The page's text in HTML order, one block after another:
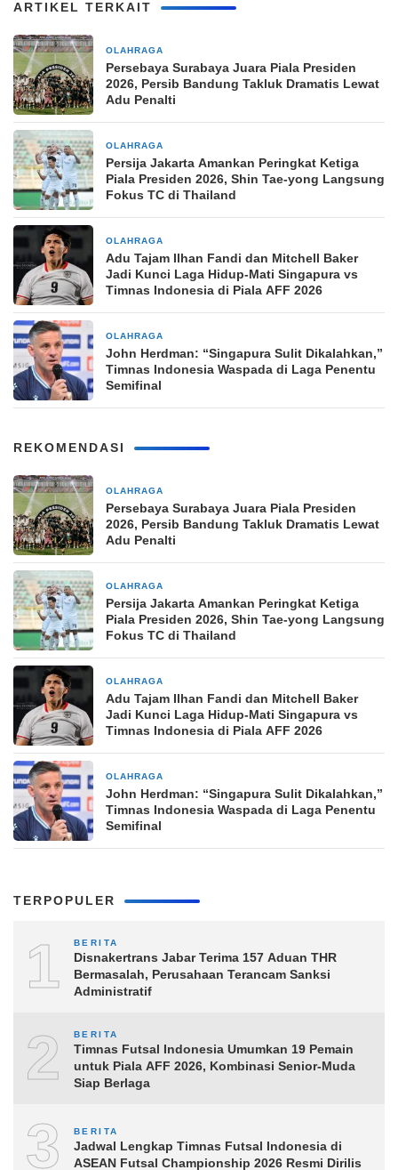
ARTIKEL TERKAIT
OLAHRAGA
Persebaya Surabaya Juara Piala Presiden
2026, Persib Bandung Takluk Dramatis Lewat
Adu Penalti
OLAHRAGA
Persija Jakarta Amankan Peringkat Ketiga
Piala Presiden 2026, Shin Tae-yong Langsung
Fokus TC di Thailand
OLAHRAGA
Adu Tajam Ilhan Fandi dan Mitchell Baker
Jadi Kunci Laga Hidup-Mati Singapura vs
Timnas Indonesia di Piala AFF 2026
OLAHRAGA
John Herdman: “Singapura Sulit Dikalahkan,”
Timnas Indonesia Waspada di Laga Penentu
Semifinal
REKOMENDASI
OLAHRAGA
Persebaya Surabaya Juara Piala Presiden
2026, Persib Bandung Takluk Dramatis Lewat
Adu Penalti
OLAHRAGA
Persija Jakarta Amankan Peringkat Ketiga
Piala Presiden 2026, Shin Tae-yong Langsung
Fokus TC di Thailand
OLAHRAGA
Adu Tajam Ilhan Fandi dan Mitchell Baker
Jadi Kunci Laga Hidup-Mati Singapura vs
Timnas Indonesia di Piala AFF 2026
OLAHRAGA
John Herdman: “Singapura Sulit Dikalahkan,”
Timnas Indonesia Waspada di Laga Penentu
Semifinal
TERPOPULER
1 BERITA
Disnakertrans Jabar Terima 157 Aduan THR
Bermasalah, Perusahaan Terancam Sanksi
Administratif
2 BERITA
Timnas Futsal Indonesia Umumkan 19 Pemain
untuk Piala AFF 2026, Kombinasi Senior-Muda
Siap Berlaga
3 BERITA
Jadwal Lengkap Timnas Futsal Indonesia di
ASEAN Futsal Championship 2026 Resmi Dirilis